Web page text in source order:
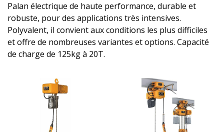
Palan électrique de haute performance, durable et
robuste, pour des applications très intensives.
Polyvalent, il convient aux conditions les plus difficiles
et offre de nombreuses variantes et options. Capacité
de charge de 125kg à 20T.